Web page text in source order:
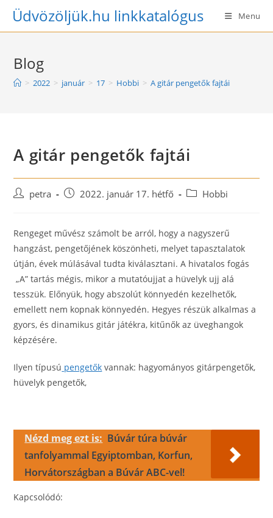
SkipÜdvözöljük.hu linkkatalógus Menu
Blog
> 2022 > január > 17 > Hobbi > A gitár pengetők fajtái
A gitár pengetők fajtái
Postpetra
Post2022. január 17. hétfő
PostHobbi
Rengeget művész számolt be arról, hogy a nagyszerű
hangzást, pengetőjének köszönheti, melyet tapasztalatok
útján, évek múlásával tudta kiválasztani. A hivatalos fogás
„A” tartás mégis, mikor a mutatóujjat a hüvelyk ujj alá
tesszük. Előnyük, hogy abszolút könnyedén kezelhetők,
emellett nem kopnak könnyedén. Hegyes részük alkalmas a
gyors, és dinamikus gitár játékra, kitűnők az üveghangok
képzésére.
Ilyen típusú pengetők vannak: hagyományos gitárpengetők,
hüvelyk pengetők,
Nézd meg ezt is: Búvár túra búvár
tanfolyammal Egyiptomban, Korfun,
Horvátországban a Búvár ABC-vel!
Kapcsolódó: